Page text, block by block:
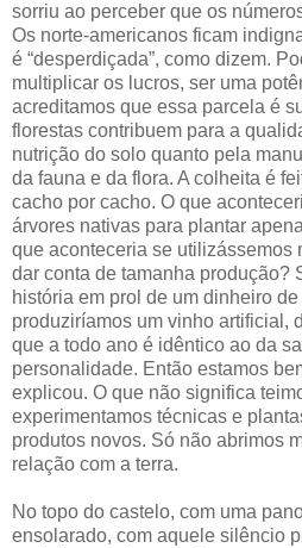
sorriu ao perceber que os
Os norte-americanos ficam
é “desperdiçada”, como dizem.
multiplicar os lucros, ser uma
acreditamos que essa parcela é
florestas contribuem para a
nutrição do solo quanto pela
da fauna e da flora. A colheita é
cacho por cacho. O que
árvores nativas para plantar
que aconteceria se utilizássemos
dar conta de tamanha produção?
história em prol de um dinheiro
produziríamos um vinho artificial,
que a todo ano é idêntico ao da
personalidade. Então estamos
explicou. O que não significa
experimentamos técnicas e
produtos novos. Só não abrimos
relação com a terra.
No topo do castelo, com uma
ensolarado, com aquele silêncio